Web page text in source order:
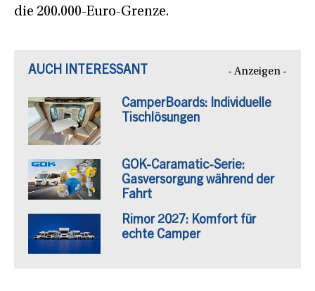
die 200.000-Euro-Grenze.
AUCH INTERESSANT - Anzeigen -
CamperBoards: Individuelle
Tischlösungen
GOK-Caramatic-Serie:
Gasversorgung während der
Fahrt
Rimor 2027: Komfort für
echte Camper